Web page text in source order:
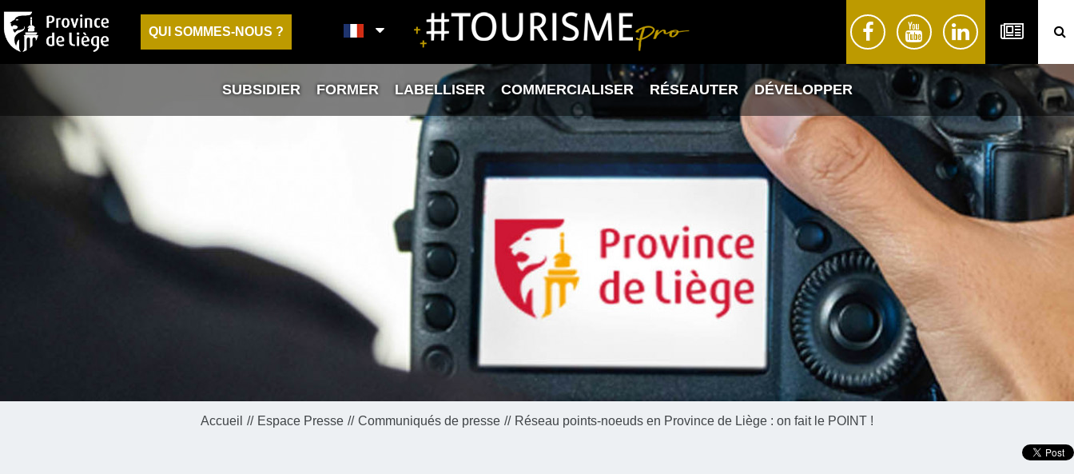
QUI SOMMES-NOUS ?
SUBSIDIER FORMER LABELLISER COMMERCIALISER RÉSEAUTER DÉVELOPPER
Accueil Espace Presse Communiqués de presse Réseau points-noeuds en Province de Liège : on fait le POINT !